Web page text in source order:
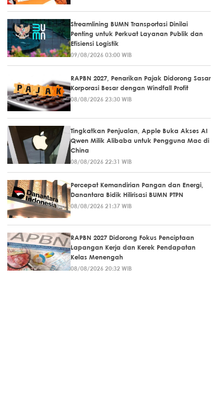
Streamlining BUMN Transportasi Dinilai
Penting untuk Perkuat Layanan Publik dan
Efisiensi Logistik
09/08/2026 03:00 WIB
RAPBN 2027, Penarikan Pajak Didorong Sasar
Korporasi Besar dengan Windfall Profit
08/08/2026 23:30 WIB
Tingkatkan Penjualan, Apple Buka Akses AI
Qwen Milik Alibaba untuk Pengguna Mac di
China
08/08/2026 22:31 WIB
Percepat Kemandirian Pangan dan Energi,
Danantara Bidik Hilirisasi BUMN PTPN
08/08/2026 21:37 WIB
RAPBN 2027 Didorong Fokus Penciptaan
Lapangan Kerja dan Kerek Pendapatan
Kelas Menengah
08/08/2026 20:32 WIB